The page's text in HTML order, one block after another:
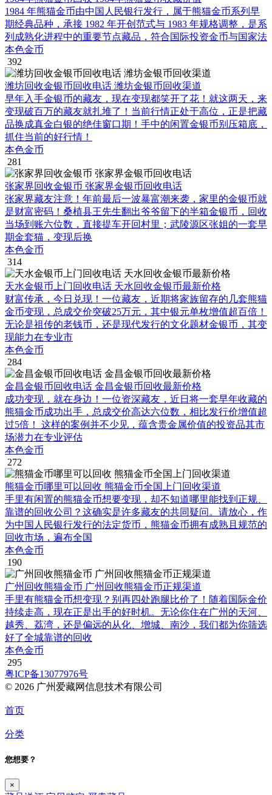
1984 年熊猫金币由中国人民银行发行，属于熊猫金币系列早
期经典品种，承接 1982 年开创范式与 1983 年规格调整，是系
列成熟化进程中的重要节点藏品，符合国际投资金币与国家法
本色金币
392
潍坊回收金银币回收电话 潍坊金银币回收渠道
早年入手金银币的藏友，现在变现都笑开了花！就这两天，来
变现破百万的藏友就扎堆了！当前行情正处于高位，正是把藏
品换成真金白银的绝佳窗口期！手中的闲置金银币别压箱底，
抓住当前的好行情！
本色金币
281
张家界回收金银币 张家界金银币回收电话
张家界藏友注意！年前最后一波暴富潮来袭，家里的金银币就
是财富密码！桑植县王先生翻出爷爷留下的半箱金银币，回收
当场到账六位数，直接提车开回村里；武陵源区张姐的一套早
期金套猫，变现后换
本色金币
314
天水金银币上门回收电话 天水回收金银币最新价格
财富传承，今日兑现！一位藏友，近期将家族留存的几套熊猫
金币变现，总成交价突破25万元，其中银元单枚增值超百倍！
无论是祖传的老钱币，还是现代发行的文化题材金银币，其变
现能力在专业市
本色金币
284
金昌金银币回收电话 金昌金银币回收最新价格
成功变现，就在身边！一位资深藏友，近日将一套早年收藏的
熊猫金币成功出手，总成交价高达六位数，相比发行价增值超
过5倍！ 这样的案例并不少见，蕴含贵金属价值的投资品其市
场潜力在专业评估
本色金币
272
熊猫金币哪里可以回收 熊猫金币全国上门回收渠道
手里有闲置的熊猫金币想要变现，却不知道哪里能找到正规、
靠谱的回收公司？这确实是许多藏友的共同疑问。请放心，作
为中国人民银行发行的法定货币，熊猫金币拥有成熟且规范的
回收市场，遍布全国
本色金币
190
广州回收熊猫金币 广州回收熊猫金币正规渠道
手里有熊猫金币想变现？别再四处跑腿比价了！随着国际金价
持续走高，现在正是出手的好时机。无论你住在广州的天河、
越秀、荔湾，还是偏远的从化、增城、南沙，我们都为你筛选
好了全城靠谱的回收
本色金币
295
粤ICP备13077976号
© 2026 广州爱藏网信息技术有限公司
首页
分类
您想要？
×